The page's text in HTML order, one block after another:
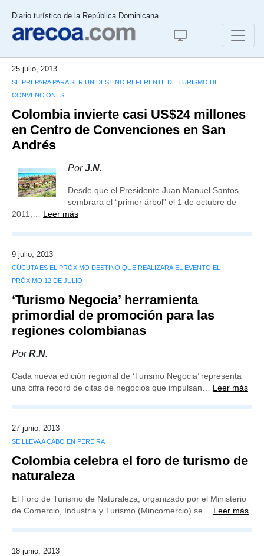
Diario turístico de la República Dominicana
25 julio, 2013
SE PREPARA PARA SER UN DESTINO REFERENTE DE TURISMO DE
CONVENCIONES
Colombia invierte casi US$24 millones
en Centro de Convenciones en San
Andrés
PorJ.N.
Desde que el Presidente Juan Manuel Santos,
sembrara el “primer árbol” el 1 de octubre de
2011,… Leer más
9 julio, 2013
CÚCUTA ES EL PRÓXIMO DESTINO QUE REALIZARÁ EL EVENTO EL
PRÓXIMO 12 DE JULIO
‘Turismo Negocia’ herramienta
primordial de promoción para las
regiones colombianas
PorR.N.
Cada nueva edición regional de ‘Turismo Negocia’ representa
una cifra record de citas de negocios que impulsan… Leer más
27 junio, 2013
SE LLEVA A CABO EN PEREIRA
Colombia celebra el foro de turismo de
naturaleza
El Foro de Turismo de Naturaleza, organizado por el Ministerio
de Comercio, Industria y Turismo (Mincomercio) se… Leer más
18 junio, 2013